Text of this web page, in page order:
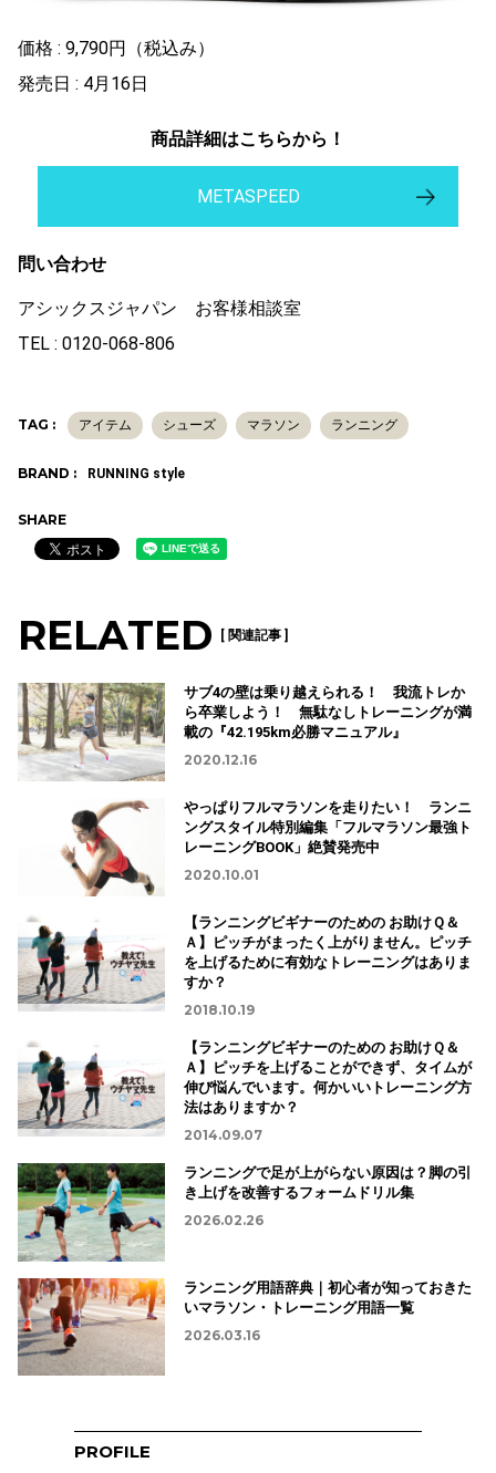
価格 : 9,790円（税込み）
発売日 : 4月16日
商品詳細はこちらから！
METASPEED
問い合わせ
アシックスジャパン お客様相談室
TEL : 0120-068-806
TAG : アイテム シューズ マラソン ランニング
BRAND : RUNNING style
SHARE
RELATED [ 関連記事 ]
サブ4の壁は乗り越えられる！ 我流トレか
ら卒業しよう！ 無駄なしトレーニングが満
載の『42.195km必勝マニュアル』
2020.12.16
やっぱりフルマラソンを走りたい！ ランニ
ングスタイル特別編集「フルマラソン最強ト
レーニングBOOK」絶賛発売中
2020.10.01
【ランニングビギナーのための お助けＱ＆
Ａ】ピッチがまったく上がりません。ピッチ
を上げるために有効なトレーニングはありま
すか？
2018.10.19
【ランニングビギナーのための お助けＱ＆
Ａ】ピッチを上げることができず、タイムが
伸び悩んでいます。何かいいトレーニング方
法はありますか？
2014.09.07
ランニングで足が上がらない原因は？脚の引
き上げを改善するフォームドリル集
2026.02.26
ランニング用語辞典｜初心者が知っておきた
いマラソン・トレーニング用語一覧
2026.03.16
PROFILE